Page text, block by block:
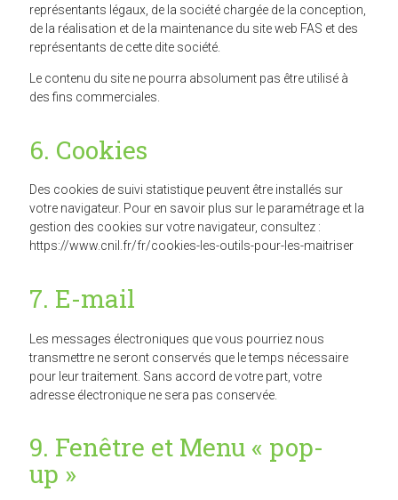
représentants légaux, de la société chargée de la conception,
de la réalisation et de la maintenance du site web FAS et des
représentants de cette dite société.
Le contenu du site ne pourra absolument pas être utilisé à
des fins commerciales.
6. Cookies
Des cookies de suivi statistique peuvent être installés sur
votre navigateur. Pour en savoir plus sur le paramétrage et la
gestion des cookies sur votre navigateur, consultez :
https://www.cnil.fr/fr/cookies-les-outils-pour-les-maitriser
7. E-mail
Les messages électroniques que vous pourriez nous
transmettre ne seront conservés que le temps nécessaire
pour leur traitement. Sans accord de votre part, votre
adresse électronique ne sera pas conservée.
9. Fenêtre et Menu « pop-
up »